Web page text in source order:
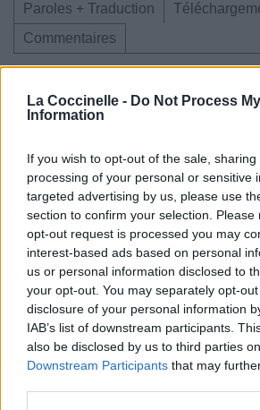
La Coccinelle - Do Not Process
Information
If you wish to opt-out of the sale,
processing of your personal or sensitive
targeted advertising by us, please use
section to confirm your selection.
opt-out request is processed you may
interest-based ads based on personal
us or personal information disclosed to
your opt-out. You may separately opt-
disclosure of your personal information
IAB’s list of downstream participants.
also be disclosed by us to third parties
Downstream Participants that may
Paroles + Traduction
Commentaires
Concert/Live Concert/Live
Paroles + Traduction
Commentaires
Dire «merci» pour cette traduction